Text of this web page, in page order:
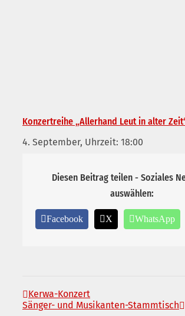
Konzertreihe „Allerhand Leut in alter
4. September, Uhrzeit: 18:00
Diesen Beitrag teilen - Soziales
auswählen:
Facebook X WhatsApp
Kerwa-Konzert
Sänger- und Musikanten-Stammtisch